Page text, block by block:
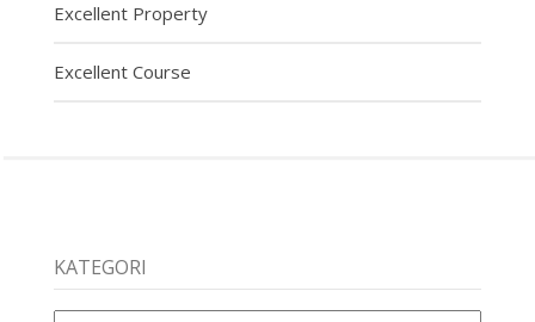
Excellent Property
Excellent Course
KATEGORI
Kategori